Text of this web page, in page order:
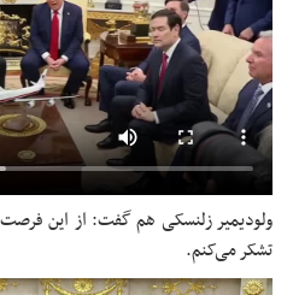
ولودیمیرزلنسکی هم گفت: از این فرصت
تشکر می‌کنم.